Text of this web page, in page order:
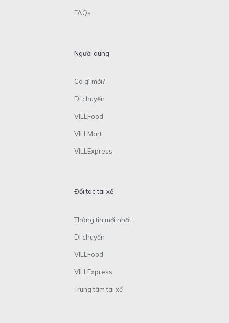
FAQs
Người dùng
Có gì mới?
Di chuyển
VILLFood
VILLMart
VILLExpress
Đối tác tài xế
Thông tin mới nhất
Di chuyển
VILLFood
VILLExpress
Trung tâm tài xế